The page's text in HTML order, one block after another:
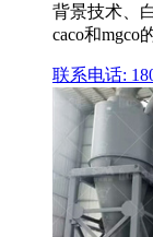
背景技术、
caco和mgco
联系电话: